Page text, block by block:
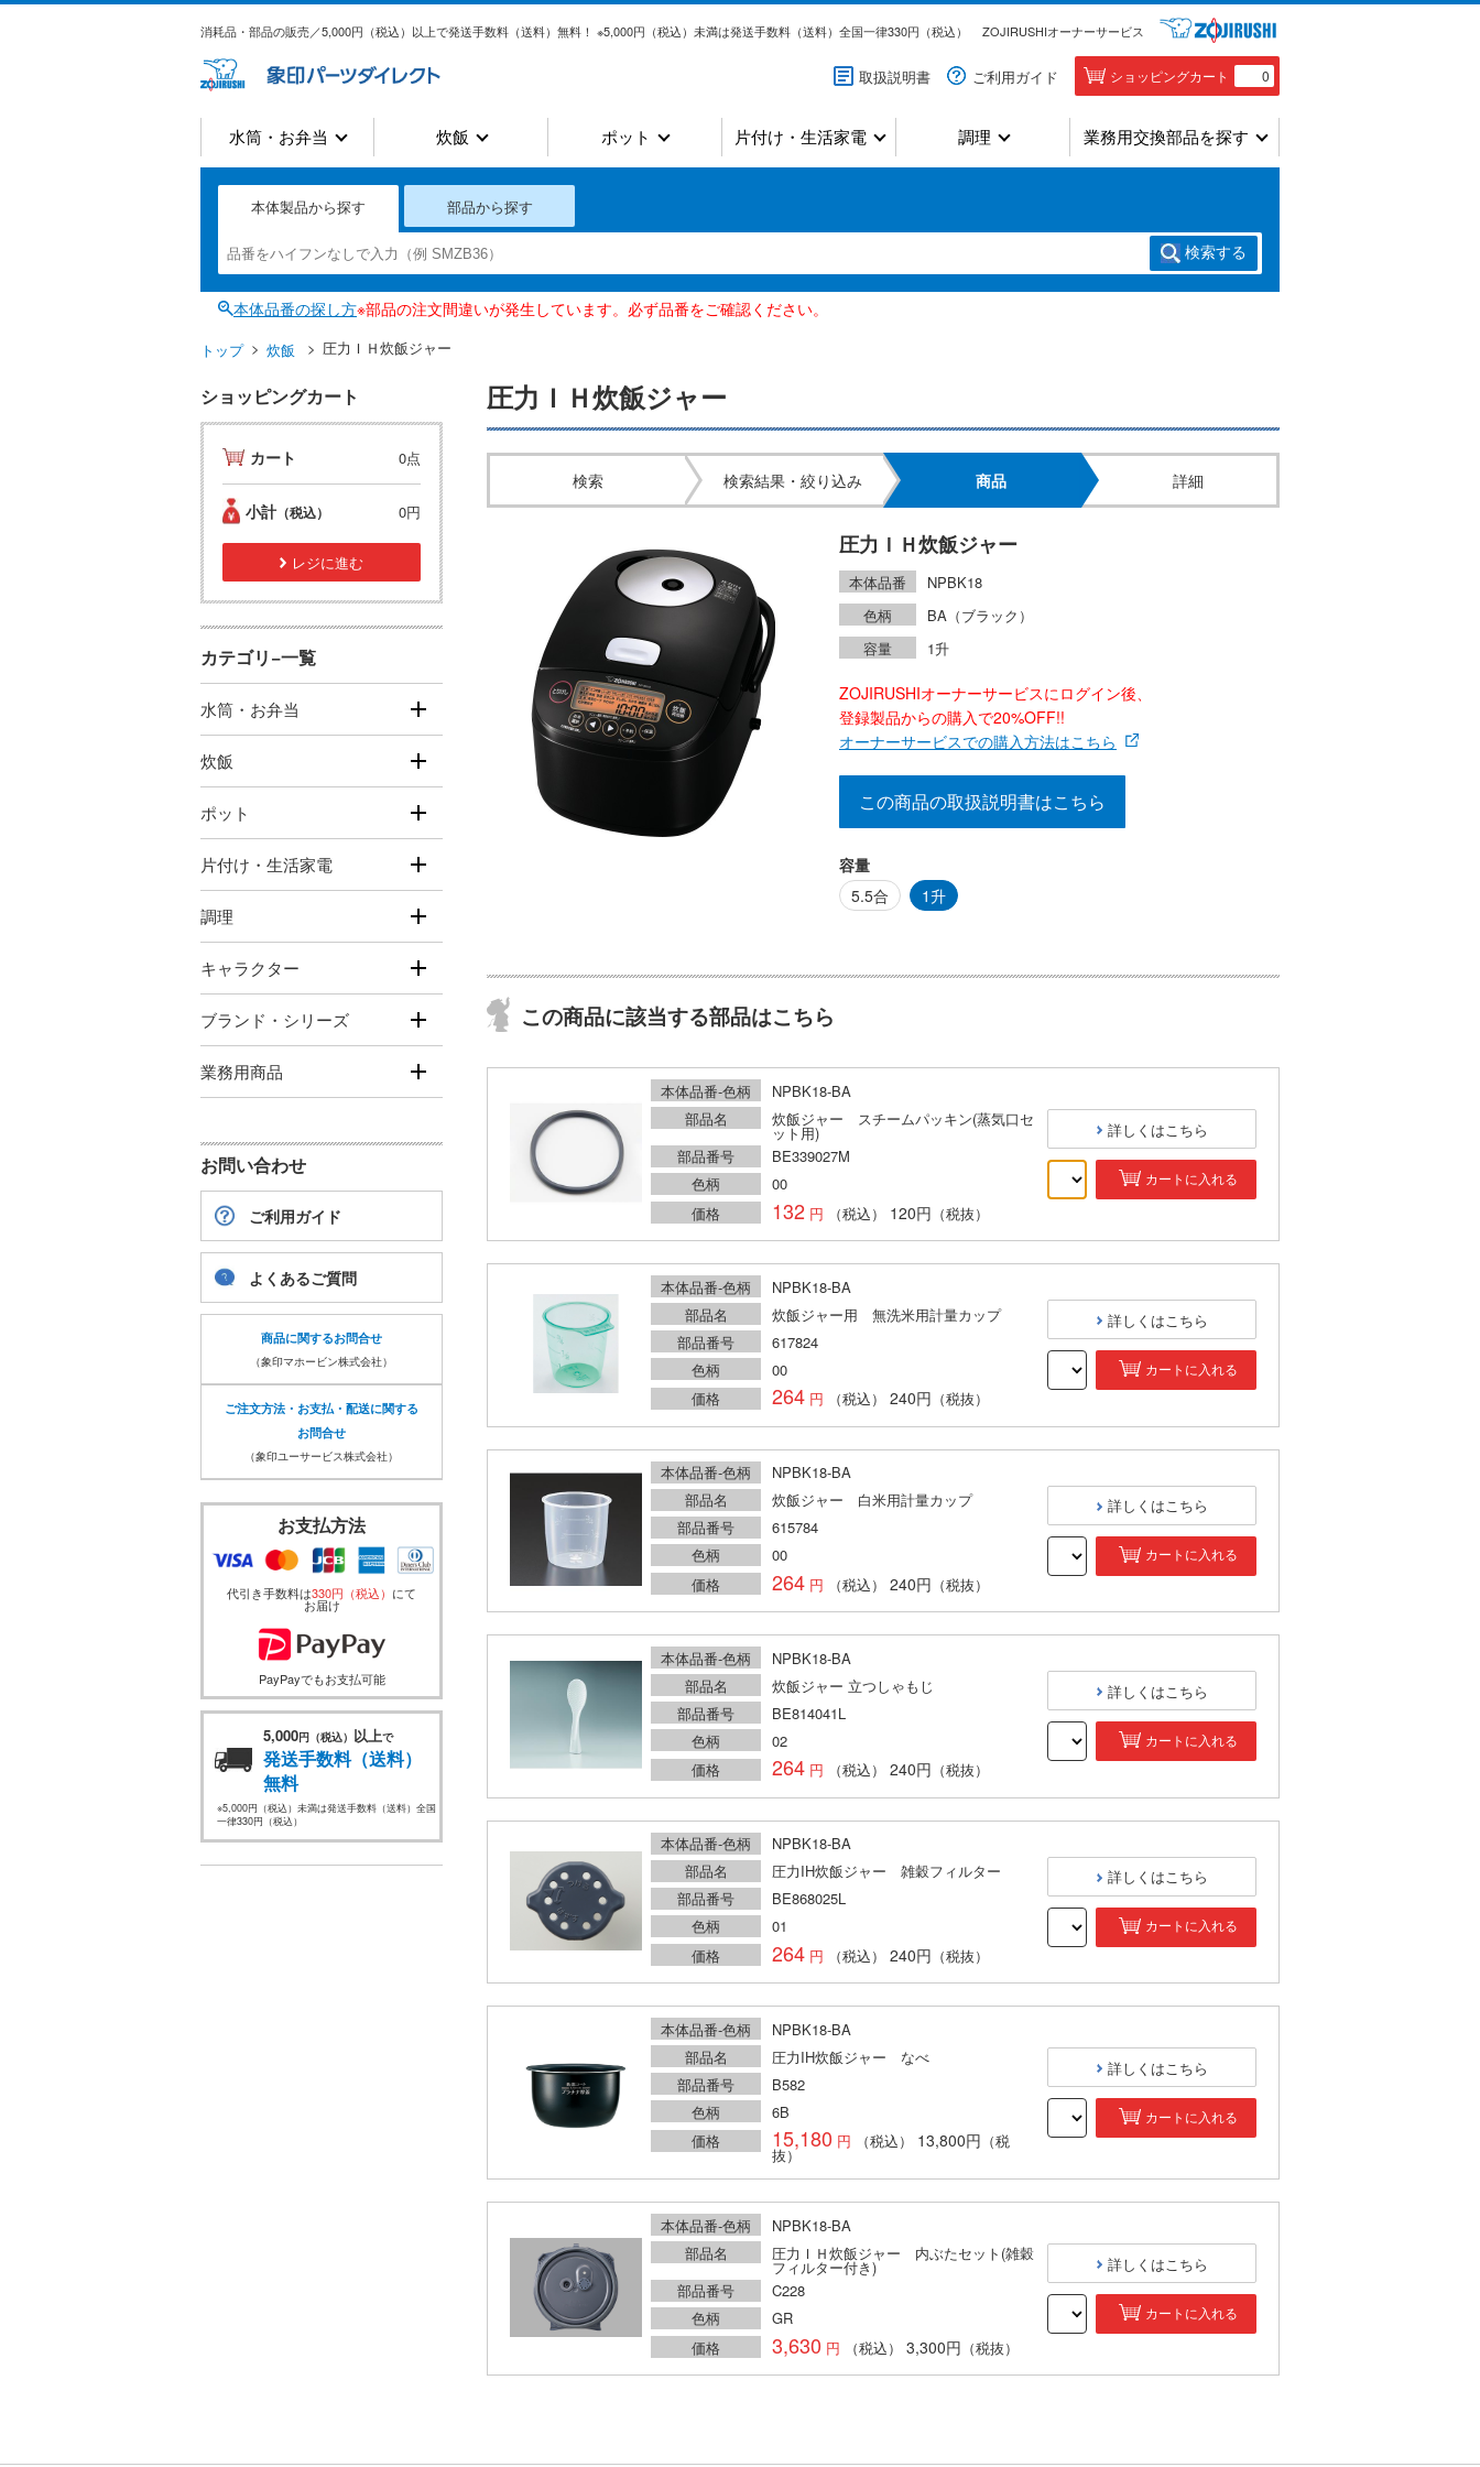
消耗品・部品の販売／5,000円（税込）以上で発送手数料（送料）無料！ ※5,000円（税込）未満は発送手数料（送料）全国一律330円（税込） ZOJIRUSHIオーナーサービス
取扱説明書 ご利用ガイド ショッピングカート 0
水筒・お弁当 炊飯 ポット 片付け・生活家電 調理 業務用交換部品を探す
本体製品から探す 部品から探す
検索する
本体品番の探し方※部品の注文間違いが発生しています。必ず品番をご確認ください。
トップ 炊飯 圧力ＩＨ炊飯ジャー
圧力ＩＨ炊飯ジャー
検索 検索結果・絞り込み 商品 詳細
圧力ＩＨ炊飯ジャー
本体品番
NPBK18
色柄
BA（ブラック）
容量
1升
ZOJIRUSHIオーナーサービスにログイン後、
登録製品からの購入で20%OFF!!
オーナーサービスでの購入方法はこちら
この商品の取扱説明書はこちら
容量
5.5合
1升
この商品に該当する部品はこちら
本体品番-色柄
NPBK18-BA
部品名
炊飯ジャー スチームパッキン(蒸気口セ
ット用)
部品番号
BE339027M
色柄
00
価格
132 （税込） 120円 （税抜）
詳しくはこちら
カートに入れる
本体品番-色柄
NPBK18-BA
部品名
炊飯ジャー用 無洗米用計量カップ
部品番号
617824
色柄
00
価格
264 （税込） 240円 （税抜）
詳しくはこちら
カートに入れる
本体品番-色柄
NPBK18-BA
部品名
炊飯ジャー 白米用計量カップ
部品番号
615784
色柄
00
価格
264 （税込） 240円 （税抜）
詳しくはこちら
カートに入れる
本体品番-色柄
NPBK18-BA
部品名
炊飯ジャー 立つしゃもじ
部品番号
BE814041L
色柄
02
価格
264 （税込） 240円 （税抜）
詳しくはこちら
カートに入れる
本体品番-色柄
NPBK18-BA
部品名
圧力IH炊飯ジャー 雑穀フィルター
部品番号
BE868025L
色柄
01
価格
264 （税込） 240円 （税抜）
詳しくはこちら
カートに入れる
本体品番-色柄
NPBK18-BA
部品名
圧力IH炊飯ジャー なべ
部品番号
B582
色柄
6B
価格
15,180 （税込） 13,800円 （税
抜）
詳しくはこちら
カートに入れる
本体品番-色柄
NPBK18-BA
部品名
圧力ＩＨ炊飯ジャー 内ぶたセット(雑穀
フィルター付き)
部品番号
C228
色柄
GR
価格
3,630 （税込） 3,300円 （税抜）
詳しくはこちら
カートに入れる
ショッピングカート
カート 0点
小計 （税込） 0円
レジに進む
カテゴリ−一覧
水筒・お弁当
炊飯
ポット
片付け・生活家電
調理
キャラクター
ブランド・シリーズ
業務用商品
お問い合わせ
ご利用ガイド
よくあるご質問
商品に関するお問合せ
（象印マホービン株式会社）
ご注文方法・お支払・配送に関する
お問合せ
（象印ユーサービス株式会社）
お支払方法
代引き手数料は330円（税込） にて
お届け
PayPayでもお支払可能
5,000円（税込） 以上で
発送手数料（送料）
無料
※5,000円（税込）未満は発送手数料（送料）全国
一律330円（税込）